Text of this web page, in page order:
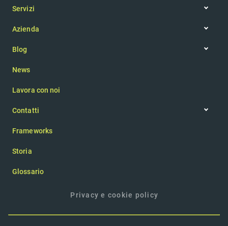
Servizi
IoT
Realtà aumentata
Consulenza
Azienda
Team
Blog
Newsletter
News
Lavora con noi
Contatti
Chiedi un preventivo
Frameworks
Storia
Glossario
Privacy e cookie policy